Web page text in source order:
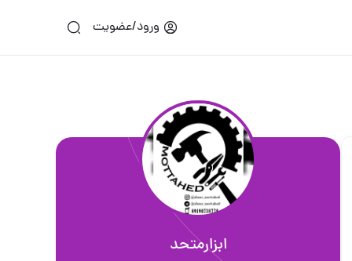
ورود/عضویت
ابزارمتحد